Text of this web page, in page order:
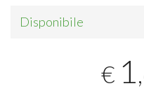
Disponibile
€ 1